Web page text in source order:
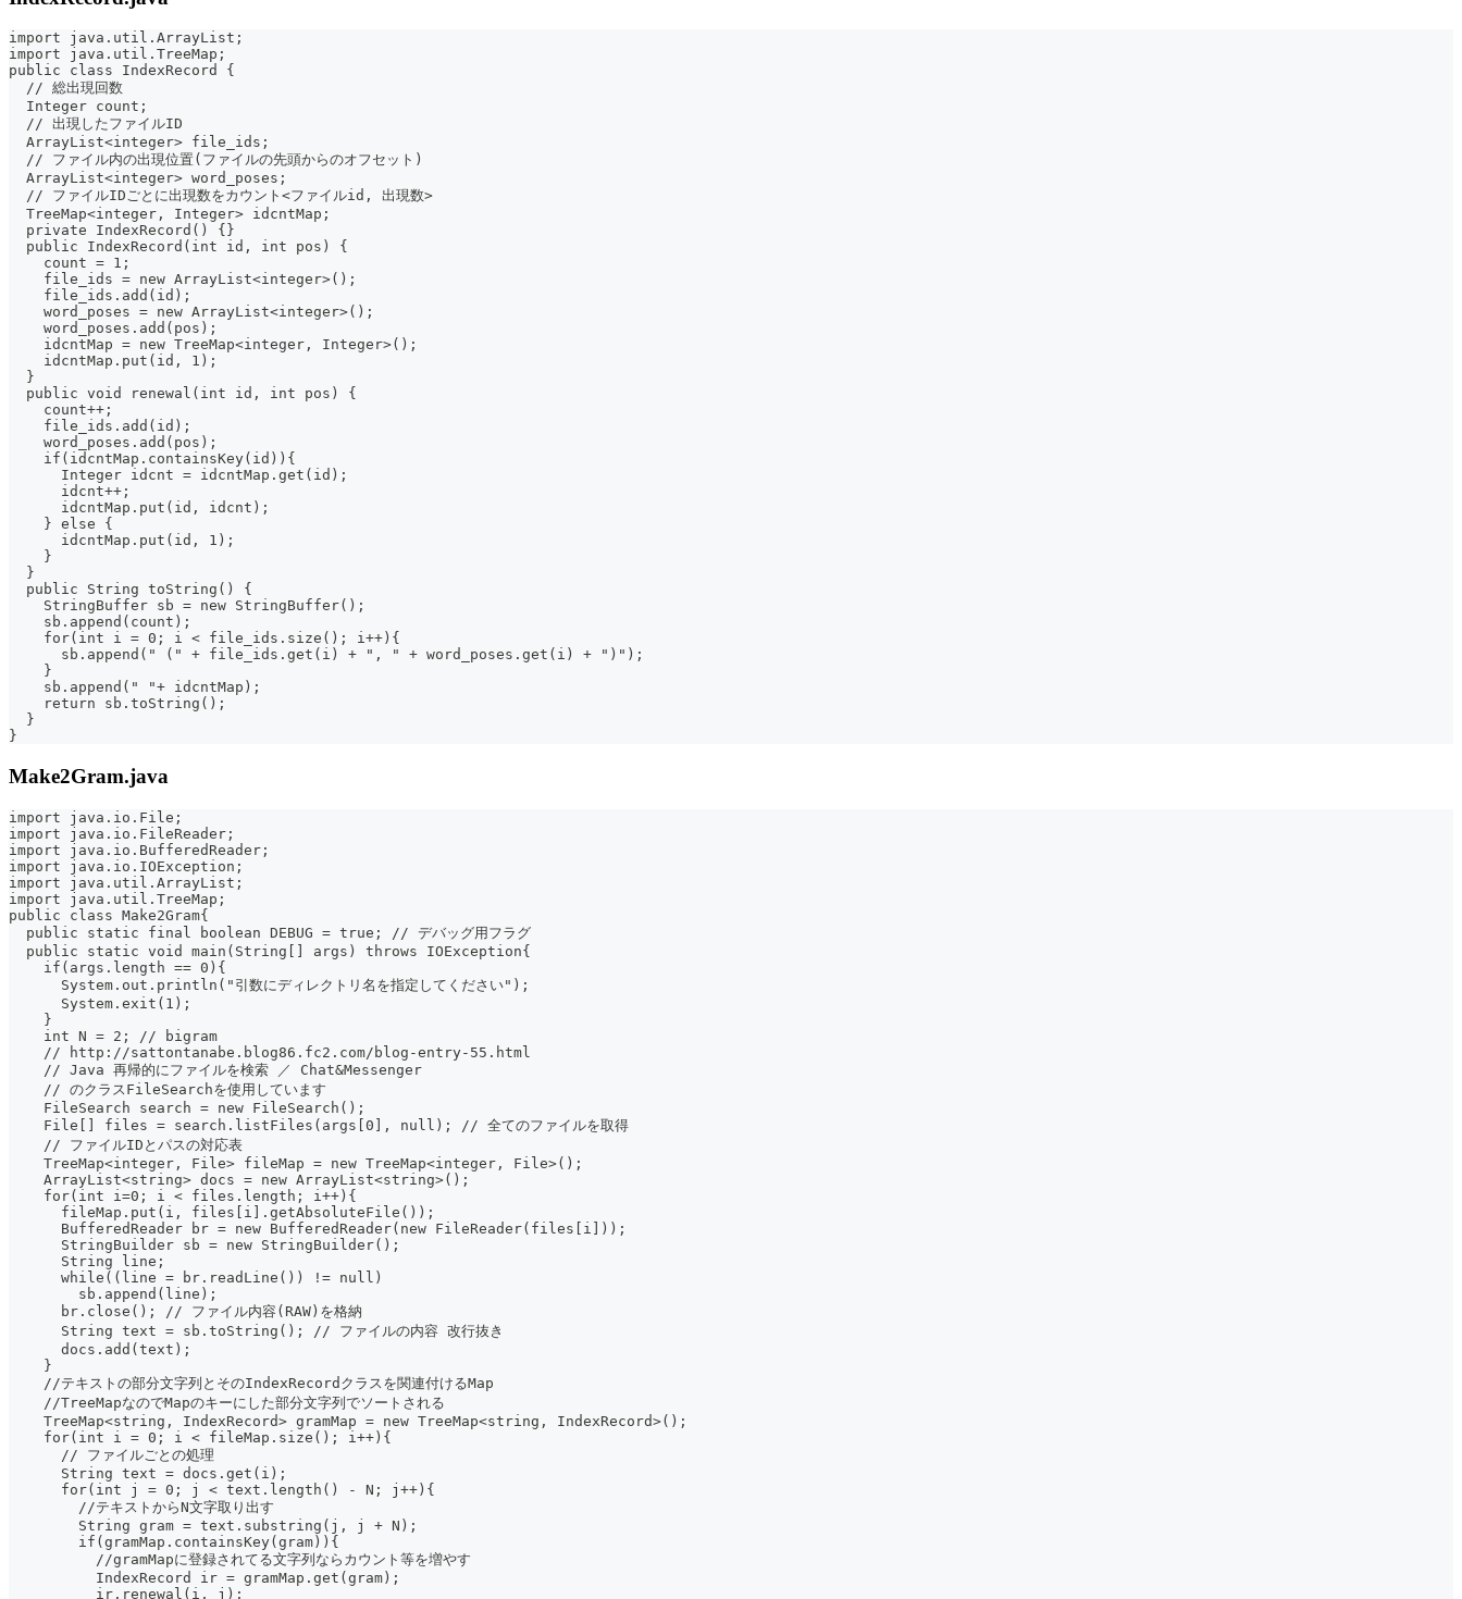
import java.util.ArrayList;
import java.util.TreeMap;
public class IndexRecord {
  // 総出現回数
  Integer count;
  // 出現したファイルID
  ArrayList<integer> file_ids;
  // ファイル内の出現位置(ファイルの先頭からのオフセット)
  ArrayList<integer> word_poses;
  // ファイルIDごとに出現数をカウント<ファイルid, 出現数>
  TreeMap<integer, Integer> idcntMap;
  private IndexRecord() {}
  public IndexRecord(int id, int pos) {
    count = 1;
    file_ids = new ArrayList<integer>();
    file_ids.add(id);
    word_poses = new ArrayList<integer>();
    word_poses.add(pos);
    idcntMap = new TreeMap<integer, Integer>();
    idcntMap.put(id, 1);
  }
  public void renewal(int id, int pos) {
    count++;
    file_ids.add(id);
    word_poses.add(pos);
    if(idcntMap.containsKey(id)){
      Integer idcnt = idcntMap.get(id);
      idcnt++;
      idcntMap.put(id, idcnt);
    } else {
      idcntMap.put(id, 1);
    }
  }
  public String toString() {
    StringBuffer sb = new StringBuffer();
    sb.append(count);
    for(int i = 0; i < file_ids.size(); i++){
      sb.append(" (" + file_ids.get(i) + ", " + word_poses.get(i) + ")");
    }
    sb.append(" "+ idcntMap);
    return sb.toString();
  }
}
Make2Gram.java
import java.io.File;
import java.io.FileReader;
import java.io.BufferedReader;
import java.io.IOException;
import java.util.ArrayList;
import java.util.TreeMap;
public class Make2Gram{
  public static final boolean DEBUG = true; // デバッグ用フラグ
  public static void main(String[] args) throws IOException{
    if(args.length == 0){
      System.out.println("引数にディレクトリ名を指定してください");
      System.exit(1);
    }
    int N = 2; // bigram
    // http://sattontanabe.blog86.fc2.com/blog-entry-55.html
    // Java 再帰的にファイルを検索 ／ Chat&Messenger
    // のクラスFileSearchを使用しています
    FileSearch search = new FileSearch();
    File[] files = search.listFiles(args[0], null); // 全てのファイルを取得
    // ファイルIDとパスの対応表
    TreeMap<integer, File> fileMap = new TreeMap<integer, File>();
    ArrayList<string> docs = new ArrayList<string>();
    for(int i=0; i < files.length; i++){
      fileMap.put(i, files[i].getAbsoluteFile());
      BufferedReader br = new BufferedReader(new FileReader(files[i]));
      StringBuilder sb = new StringBuilder();
      String line;
      while((line = br.readLine()) != null)
        sb.append(line);
      br.close(); // ファイル内容(RAW)を格納
      String text = sb.toString(); // ファイルの内容 改行抜き
      docs.add(text);
    }
    //テキストの部分文字列とそのIndexRecordクラスを関連付けるMap
    //TreeMapなのでMapのキーにした部分文字列でソートされる
    TreeMap<string, IndexRecord> gramMap = new TreeMap<string, IndexRecord>();
    for(int i = 0; i < fileMap.size(); i++){
      // ファイルごとの処理
      String text = docs.get(i);
      for(int j = 0; j < text.length() - N; j++){
        //テキストからN文字取り出す
        String gram = text.substring(j, j + N);
        if(gramMap.containsKey(gram)){
          //gramMapに登録されてる文字列ならカウント等を増やす
          IndexRecord ir = gramMap.get(gram);
          ir.renewal(i, j);